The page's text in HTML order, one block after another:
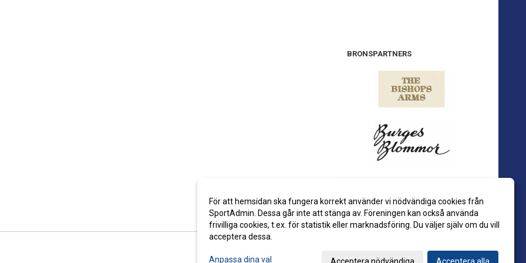
BRONSPARTNERS
För att hemsidan ska fungera korrekt använder vi nödvändiga cookies från
SportAdmin. Dessa går inte att stänga av. Föreningen kan också använda
frivilliga cookies, t.ex. för statistik eller marknadsföring. Du väljer själv om du vill
acceptera dessa.
Anpassa dina val